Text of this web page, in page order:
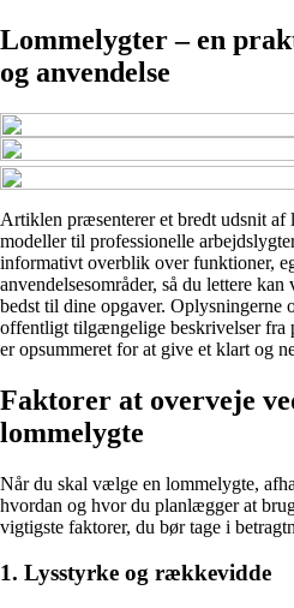
Lommelygter – en
og anvendelse
Artiklen præsenterer et bredt udsnit
modeller til professionelle
informativt overblik over funktioner,
anvendelsesområder, så du lettere
bedst til dine opgaver. Oplysningerne
offentligt tilgængelige beskrivelser fra
er opsummeret for at give et klart og
Faktorer at overveje
lommelygte
Når du skal vælge en lommelygte,
hvordan og hvor du planlægger at
vigtigste faktorer, du bør tage i
1. Lysstyrke og rækkevidde